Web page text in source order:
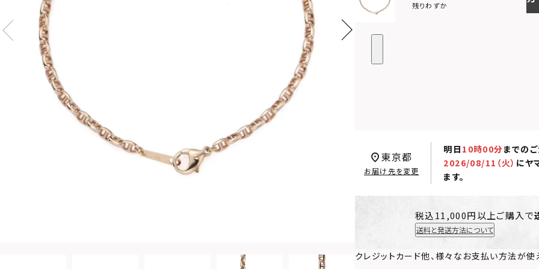
残りわずか
明日 10時00分までの
2026/08/11（火） にヤ
ます。
東京都
お届け先を変更
税込11,000円以上ご購入で
送料と発送方法について
クレジットカード他、様々なお支払い方法が使